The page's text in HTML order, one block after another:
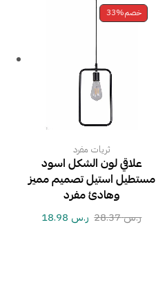
خصم33%
ثريات مفرد
علاقي لون الشكل اسود
مستطيل استيل تصميم مميز
وهادئ مفرد
ر.س28.37 ر.س